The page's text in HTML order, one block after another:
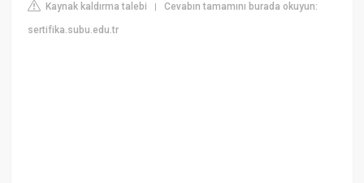
Kaynak kaldırma talebi |Cevabın tamamını burada okuyun:
sertifika.subu.edu.tr